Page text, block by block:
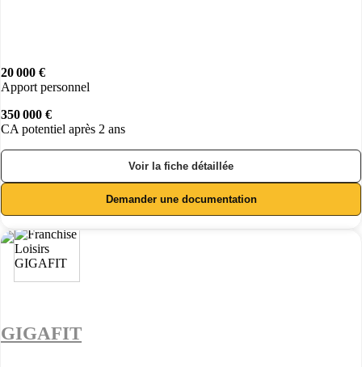
20 000 €
Apport personnel
350 000 €
CA potentiel après 2 ans
Voir la fiche détaillée
Demander une documentation
GIGAFIT